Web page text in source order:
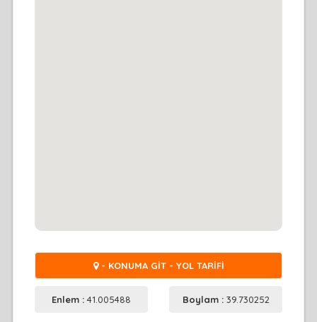
- KONUMA GİT - YOL TARİFİ
Enlem :41.005488 Boylam : 39.730252